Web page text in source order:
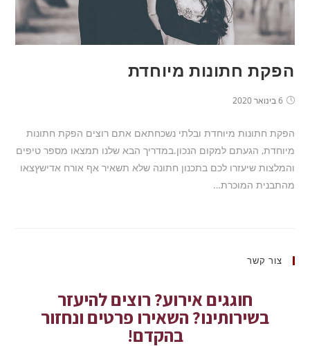
הפקת חתונות מיוחדת
6 בינואר 2020
הפקת חתונות מיוחדת ובלתי נשכחתאם אתם רוצים הפקת חתונות
מיוחדת, הגעתם למקום הנכון.במדריך הבא שלנו תמצאו מספר טיפים
והמלצות שיעזרו לכם בתכנון חתונה שלא תשאיר אף אורח אדישץצאו
מהתבנית המוכרת…
צור קשר
חוגגים אירוע? רוצים להיעזר
בשירותינו? השאירו פרטים ונחזור
בהקדם!